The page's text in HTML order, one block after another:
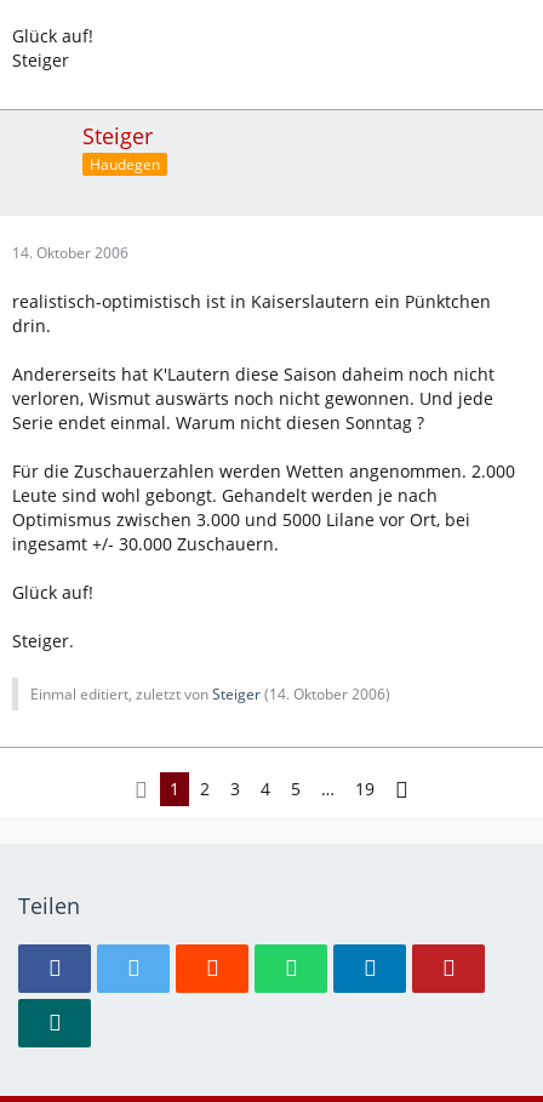
Glück auf!
Steiger
Steiger
Haudegen
14. Oktober 2006
realistisch-optimistisch ist in Kaiserslautern ein Pünktchen
drin.
Andererseits hat K'Lautern diese Saison daheim noch nicht
verloren, Wismut auswärts noch nicht gewonnen. Und jede
Serie endet einmal. Warum nicht diesen Sonntag ?
Für die Zuschauerzahlen werden Wetten angenommen. 2.000
Leute sind wohl gebongt. Gehandelt werden je nach
Optimismus zwischen 3.000 und 5000 Lilane vor Ort, bei
ingesamt +/- 30.000 Zuschauern.
Glück auf!
Steiger.
Einmal editiert, zuletzt vonSteiger(14. Oktober 2006)
1 2 3 4 5 … 19
Teilen